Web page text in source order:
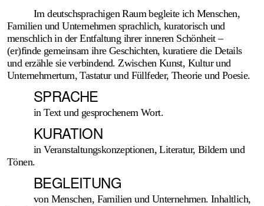
Im deutschsprachigen Raum begleite ich Menschen,
Familien und Unter­nehmen sprachlich, kuratorisch und
menschlich in der Ent­faltung ihrer inneren Schönheit –
(er)finde gemein­sam ihre Geschichten, kuratiere die Details
und erzähle sie verbindend. Zwischen Kunst, Kultur und
Unter­nehmertum, Tastatur und Füllfeder, Theorie und Poesie.
SPRACHE
in Text und gesprochenem Wort.
KURATION
in Veranstaltungskonzeptionen, Literatur, Bildern und
Tönen.
BEGLEITUNG
von Menschen, Familien und Unternehmen. Inhaltlich,